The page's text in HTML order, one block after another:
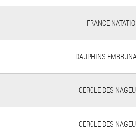
FRANCE
DAUPHINS
CERCLE DES
CERCLE DES